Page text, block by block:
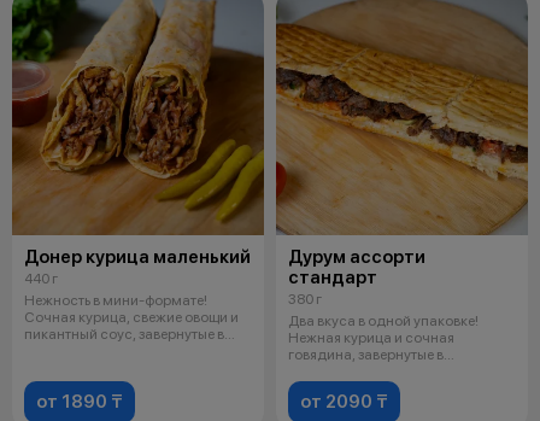
Донер курица маленький
440 г
Нежность в мини-формате!
Сочная курица, свежие овощи и
пикантный соус, завернутые в
от 1890 ₸
Дурум ассорти
стандарт
380 г
Два вкуса в одной упаковке!
Нежная курица и сочная
говядина, завернутые в
от 2090 ₸